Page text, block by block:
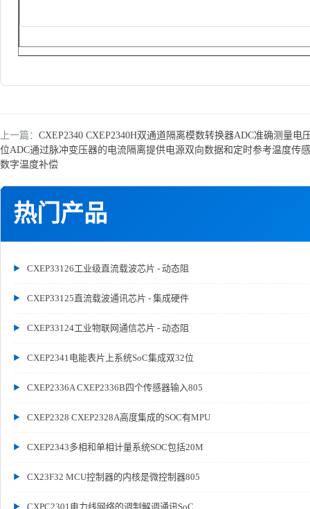
热门产品
CXEP33126工业级直流载波芯片 - 动态阻
CXEP33125直流载波通讯芯片 - 集成硬件
CXEP33124工业物联网通信芯片 - 动态阻
CXEP2341电能表片上系统SoC集成双32位
CXEP2336A CXEP2336B四个传感器输入805
CXEP2328 CXEP2328A高度集成的SOC有MPU
CXEP2343多相和单相计量系统SOC包括20M
CX23F32 MCU控制器的内核是微控制器805
CXPC2301电力线网络的调制解调通讯SoC
上一篇： CXEP2340 CXEP2340H双通道隔离模数转换器ADC准确测量电
位ADC通过脉冲变压器的电流隔离提供电源双向数据和定时参考温度传
数字温度补偿